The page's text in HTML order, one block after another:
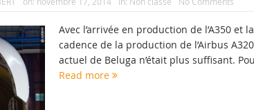
Avec l’arrivée en production de l’A350 et
cadence de la production de l’Airbus
actuel de Beluga n’était plus suffisant.
Read more